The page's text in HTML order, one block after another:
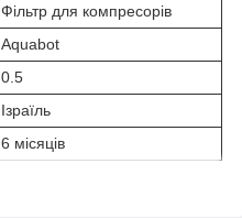
Фільтр для компресорів
Aquabot
0.5
Ізраїль
6 місяців